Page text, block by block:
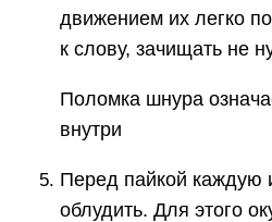
движением их легко
к слову, зачищать не
Поломка шнура
внутри
Перед пайкой каждую
облудить. Для этого